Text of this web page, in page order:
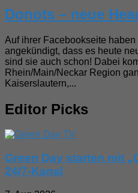
Donots – neue
Auf ihrer Facebookseite
angekündigt, dass es heute
sind sie auch schon! Dabei
Rhein/Main/Neckar Region
Kaiserslautern,...
Editor Picks
Green Day starten mit
24/7-Kanal